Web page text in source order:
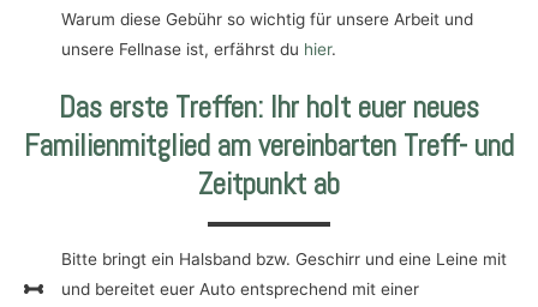
Warum diese Gebühr so wichtig für unsere Arbeit und
unsere Fellnase ist, erfährst du hier.
Das erste Treffen: Ihr holt euer neues
Familienmitglied am vereinbarten Treff- und
Zeitpunkt ab
Bitte bringt ein Halsband bzw. Geschirr und eine Leine mit
und bereitet euer Auto entsprechend mit einer